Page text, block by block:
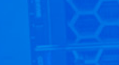
plus réalistes, et
On peut